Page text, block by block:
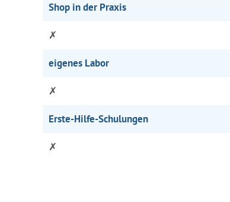
Shop in der Praxis
✗
eigenes Labor
✗
Erste-Hilfe-Schulungen
✗